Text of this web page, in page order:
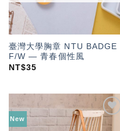
臺灣大學胸章 NTU BADGE
F/W — 青春個性風
NT$35
New
加入